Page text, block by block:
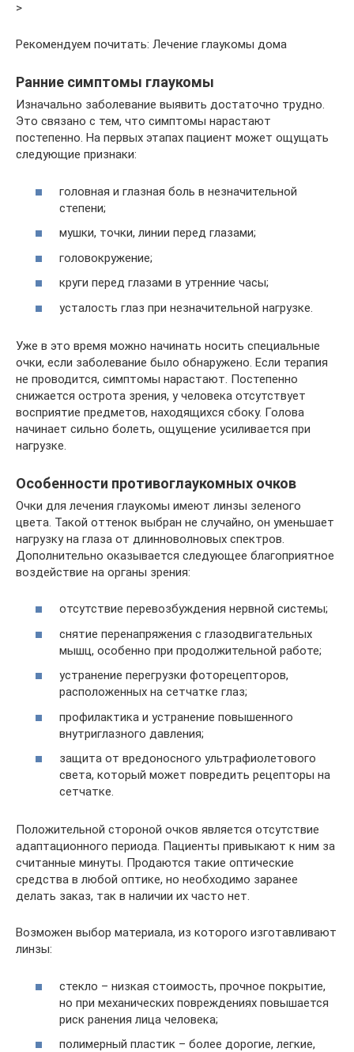
>
Рекомендуем почитать: Лечение глаукомы дома
Ранние симптомы глаукомы
Изначально заболевание выявить достаточно трудно.
Это связано с тем, что симптомы нарастают
постепенно. На первых этапах пациент может ощущать
следующие признаки:
головная и глазная боль в незначительной
степени;
мушки, точки, линии перед глазами;
головокружение;
круги перед глазами в утренние часы;
усталость глаз при незначительной нагрузке.
Уже в это время можно начинать носить специальные
очки, если заболевание было обнаружено. Если терапия
не проводится, симптомы нарастают. Постепенно
снижается острота зрения, у человека отсутствует
восприятие предметов, находящихся сбоку. Голова
начинает сильно болеть, ощущение усиливается при
нагрузке.
Особенности противоглаукомных очков
Очки для лечения глаукомы имеют линзы зеленого
цвета. Такой оттенок выбран не случайно, он уменьшает
нагрузку на глаза от длинноволновых спектров.
Дополнительно оказывается следующее благоприятное
воздействие на органы зрения:
отсутствие перевозбуждения нервной системы;
снятие перенапряжения с глазодвигательных
мышц, особенно при продолжительной работе;
устранение перегрузки фоторецепторов,
расположенных на сетчатке глаз;
профилактика и устранение повышенного
внутриглазного давления;
защита от вредоносного ультрафиолетового
света, который может повредить рецепторы на
сетчатке.
Положительной стороной очков является отсутствие
адаптационного периода. Пациенты привыкают к ним за
считанные минуты. Продаются такие оптические
средства в любой оптике, но необходимо заранее
делать заказ, так в наличии их часто нет.
Возможен выбор материала, из которого изготавливают
линзы:
стекло – низкая стоимость, прочное покрытие,
но при механических повреждениях повышается
риск ранения лица человека;
полимерный пластик – более дорогие, легкие,